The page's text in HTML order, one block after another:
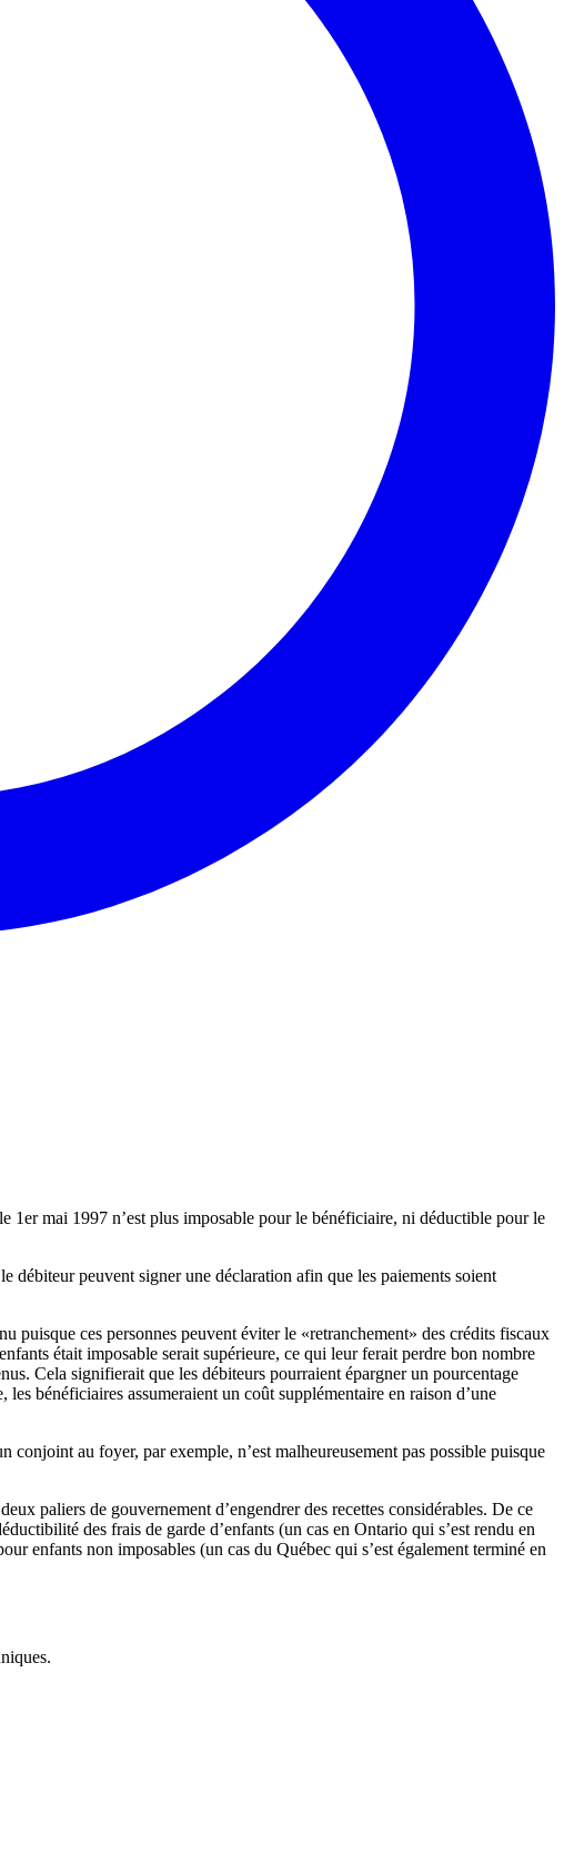
1er mai 1997 n’est plus imposable pour le bénéficiaire, ni déductible pour le
débiteur peuvent signer une déclaration afin que les paiements soient
puisque ces personnes peuvent éviter le «retranchement» des crédits fiscaux
était imposable serait supérieure, ce qui leur ferait perdre bon nombre
Cela signifierait que les débiteurs pourraient épargner un pourcentage
bénéficiaires assumeraient un coût supplémentaire en raison d’une
au foyer, par exemple, n’est malheureusement pas possible puisque
paliers de gouvernement d’engendrer des recettes considérables. De ce
des frais de garde d’enfants (un cas en Ontario qui s’est rendu en
enfants non imposables (un cas du Québec qui s’est également terminé en